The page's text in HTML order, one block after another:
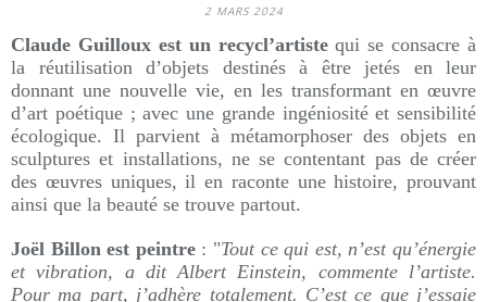
2 MARS 2024
Claude Guilloux est un recycl’artistequi se consacre à
la réutilisation d’objets destinés à être jetés en leur
donnant une nouvelle vie, en les transformant en œuvre
d’art poétique ; avec une grande ingéniosité et sensibilité
écologique. Il parvient à métamorphoser des objets en
sculptures et installations, ne se contentant pas de créer
des œuvres uniques, il en raconte une histoire, prouvant
ainsi que la beauté se trouve partout.
Joël Billon est peintre: "Tout ce qui est, n’est qu’énergie
et vibration, a dit Albert Einstein, commente l’artiste.
Pour ma part, j’adhère totalement. C’est ce que j’essaie